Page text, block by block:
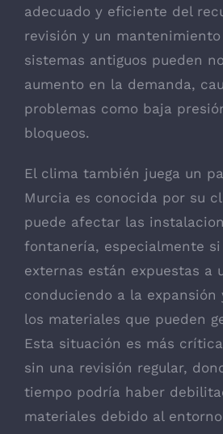
adecuado y eficiente del
revisión y un
sistemas antiguos pueden
aumento en la demanda,
problemas como baja
bloqueos.
El clima también juega un
Murcia es conocida por su
puede afectar las
fontanería, especialmente
externas están expuestas a
conduciendo a la
los materiales que pueden
Esta situación es más
sin una revisión regular,
tiempo podría haber
materiales debido al